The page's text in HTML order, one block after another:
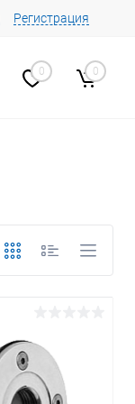
Регистрация
0 0